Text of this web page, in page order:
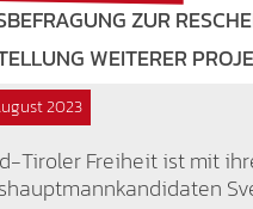
ZUR
WEITERER
2023
Tiroler Freiheit ist mit